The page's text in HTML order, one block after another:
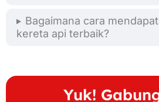
Bagaimana cara
kereta api terbaik?
Yuk!